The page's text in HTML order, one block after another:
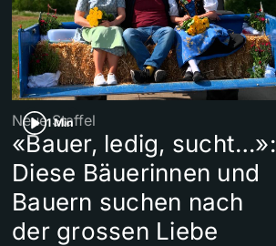
1 Min
Neue Staffel
«Bauer, ledig, sucht…»:
Diese Bäuerinnen und
Bauern suchen nach
der grossen Liebe